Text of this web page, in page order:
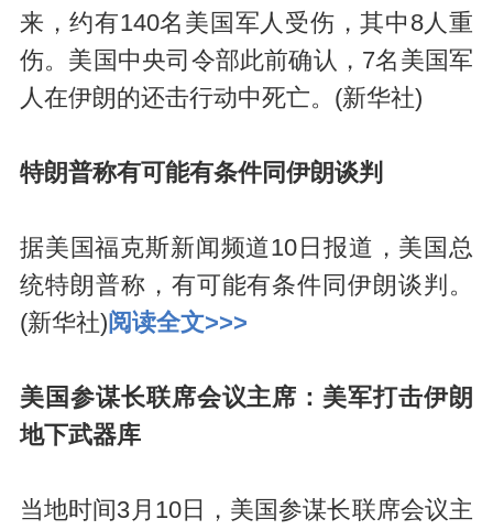
来，约有140名美国军人受伤，其中8人重
伤。美国中央司令部此前确认，7名美国军
人在伊朗的还击行动中死亡。(新华社)
特朗普称有可能有条件同伊朗谈判
据美国福克斯新闻频道10日报道，美国总
统特朗普称，有可能有条件同伊朗谈判。
(新华社)阅读全文>>>
美国参谋长联席会议主席：美军打击伊朗
地下武器库
当地时间3月10日，美国参谋长联席会议主